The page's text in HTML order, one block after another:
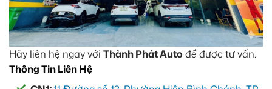
Hãy liên hệ ngay với Thành Phát Auto để được tư vấn.
Thông Tin Liên Hệ